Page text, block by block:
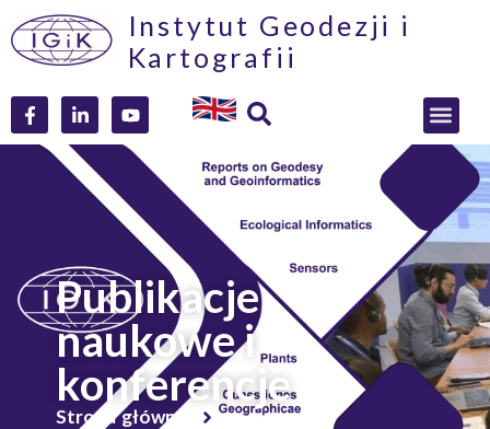
Instytut Geodezji i
Kartografii
Publikacje
naukowe i
konferencje
Strona główna